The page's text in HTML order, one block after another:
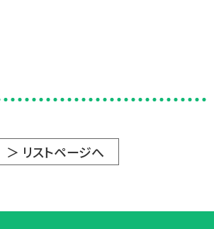
＞ リストページへ